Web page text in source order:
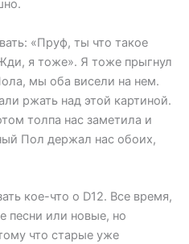
«Пруф, ты что такое
я тоже». Я тоже прыгнул
мы оба висели на нем.
ржать над этой картиной.
толпа нас заметила и
Пол держал нас обоих,
кое-что о D12. Все время,
песни или новые, но
что старые уже